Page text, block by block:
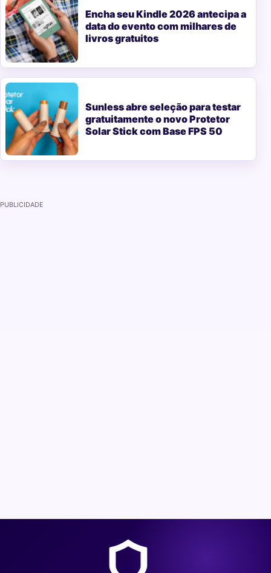
Encha seu Kindle 2026 antecipa a
data do evento com milhares de
livros gratuitos
Sunless abre seleção para testar
gratuitamente o novo Protetor
Solar Stick com Base FPS 50
PUBLICIDADE